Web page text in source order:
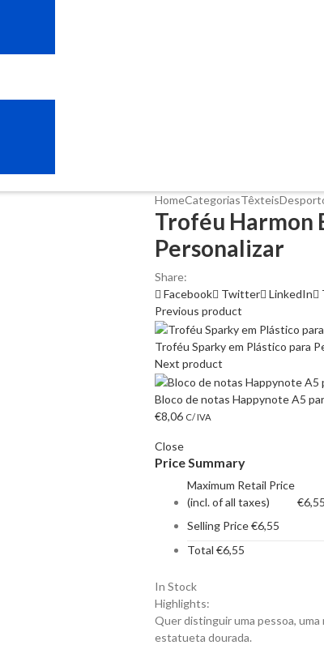
HomeCategoriasTêxteis
Troféu Harmon
Personalizar
Share:
Facebook
Twitter LinkedIn
Previous product
Troféu Sparky em Plástico para
Next product
Bloco de notas Happynote A5
€8,06 C/ IVA
Close
Price Summary
Maximum Retail Price
(incl. of all taxes)
€6,55
Selling Price€6,55
Total €6,55
In Stock
Highlights:
Quer distinguir uma pessoa, uma
estatueta dourada.